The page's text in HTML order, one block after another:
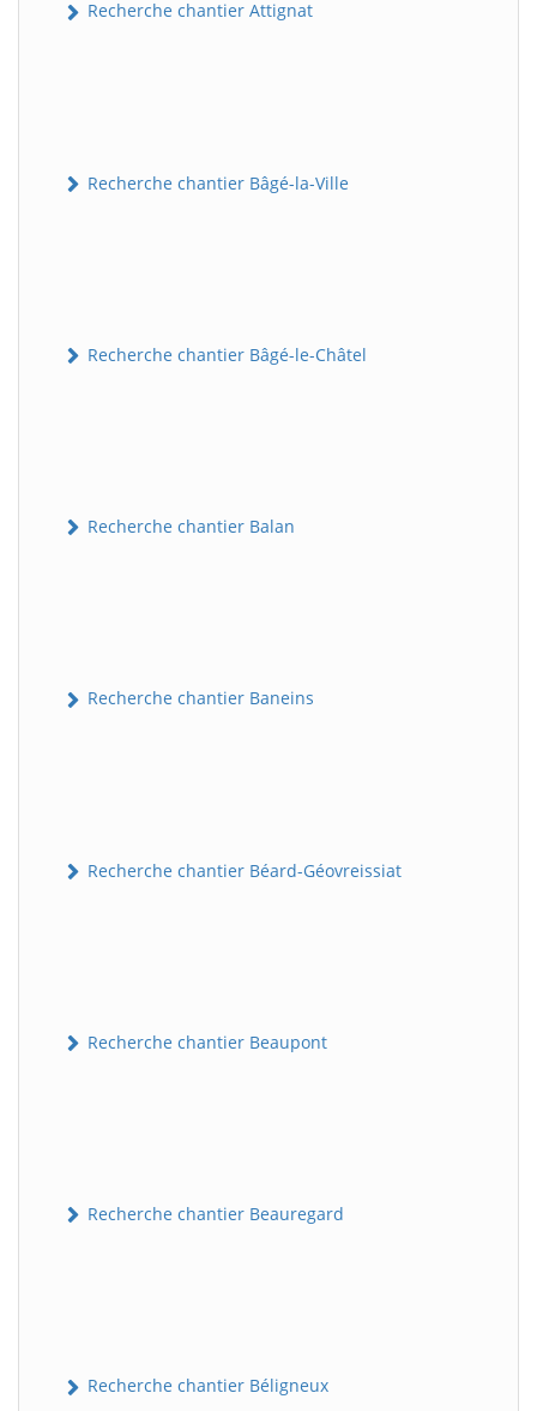
Recherche chantier Attignat
Recherche chantier Bâgé-la-Ville
Recherche chantier Bâgé-le-Châtel
Recherche chantier Balan
Recherche chantier Baneins
Recherche chantier Béard-Géovreissiat
Recherche chantier Beaupont
Recherche chantier Beauregard
Recherche chantier Béligneux